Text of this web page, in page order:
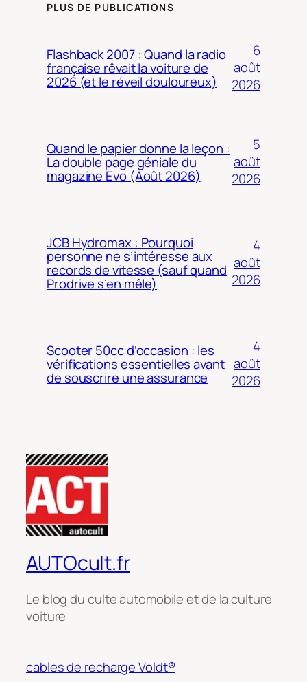
PLUS DE PUBLICATIONS
Flashback 2007 : Quand la radio
française rêvait la voiture de
2026 (et le réveil douloureux)
6
août
2026
Quand le papier donne la leçon :
La double page géniale du
magazine Evo (Août 2026)
5
août
2026
JCB Hydromax : Pourquoi
personne ne s’intéresse aux
records de vitesse (sauf quand
Prodrive s’en mêle)
4
août
2026
Scooter 50cc d’occasion : les
vérifications essentielles avant
de souscrire une assurance
4
août
2026
AUTOcult.fr
Le blog du culte automobile et de la culture
voiture
cables de recharge Voldt®